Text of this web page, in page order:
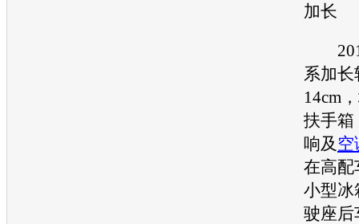
加长
系加长
14cm
扶手箱
响及 空
在高配
小型冰
驶座后